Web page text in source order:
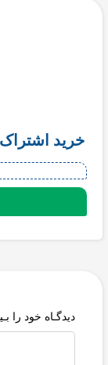
خرید اشتراک 3 ماهه دیجی پلاس با 42% تخفیف
دیدگـاه خود را